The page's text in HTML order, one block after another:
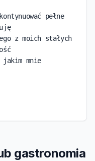
pełne
z moich stałych
mnie
gastronomia